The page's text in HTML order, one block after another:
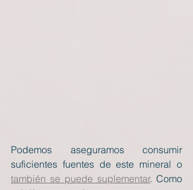
Podemos aseguramos consumir
también se puede suplementar. Como